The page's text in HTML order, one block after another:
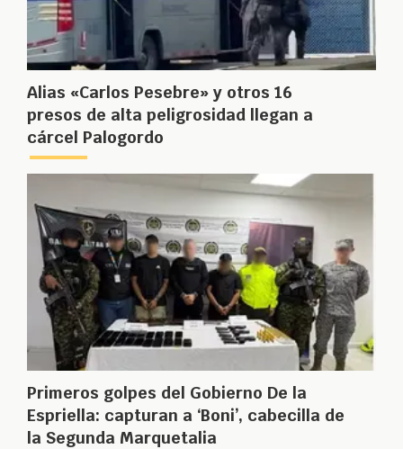
Alias «Carlos Pesebre» y otros 16
presos de alta peligrosidad llegan a
cárcel Palogordo
Primeros golpes del Gobierno De la
Espriella: capturan a ‘Boni’, cabecilla de
la Segunda Marquetalia